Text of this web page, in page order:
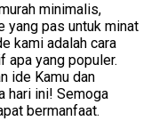
minimalis,
yang pas untuk minat
kami adalah cara
apa yang populer.
ide Kamu dan
hari ini! Semoga
bermanfaat.